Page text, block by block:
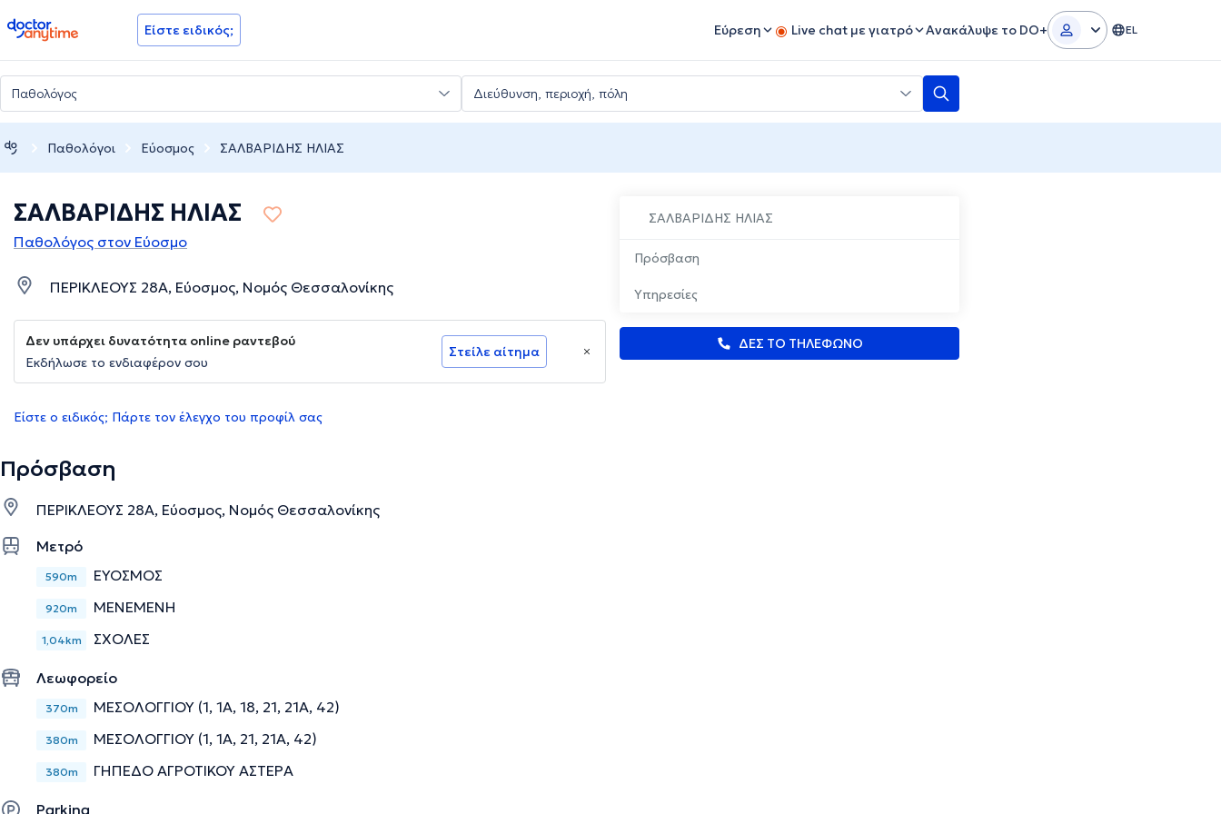
doctoranytime Είστε ειδικός; Εύρεση Live chat με γιατρό Ανακάλυψε το DO+ EL
Παθολόγοι Εύοσμος ΣΑΛΒΑΡΙΔΗΣ ΗΛΙΑΣ
ΣΑΛΒΑΡΙΔΗΣ ΗΛΙΑΣ
Πρόσβαση
Υπηρεσίες
ΔΕΣ ΤΟ ΤΗΛΕΦΩΝΟ
ΣΑΛΒΑΡΙΔΗΣ ΗΛΙΑΣ
Παθολόγος στον Εύοσμο
ΠΕΡΙΚΛΕΟΥΣ 28Α, Εύοσμος, Νομός Θεσσαλονίκης
Δεν υπάρχει δυνατότητα online ραντεβού
Εκδήλωσε το ενδιαφέρον σου
Στείλε αίτημα
Είστε ο ειδικός; Πάρτε τον έλεγχο του προφίλ σας
Πρόσβαση
ΠΕΡΙΚΛΕΟΥΣ 28Α, Εύοσμος, Νομός Θεσσαλονίκης
Μετρό
590m ΕΥΟΣΜΟΣ
920m ΜΕΝΕΜΕΝΗ
1,04km ΣΧΟΛΕΣ
Λεωφορείο
370m ΜΕΣΟΛΟΓΓΙΟΥ (1, 1Α, 18, 21, 21A, 42)
380m ΜΕΣΟΛΟΓΓΙΟΥ (1, 1Α, 21, 21Α, 42)
380m ΓΗΠΕΔΟ ΑΓΡΟΤΙΚΟΥ ΑΣΤΕΡΑ
Parking